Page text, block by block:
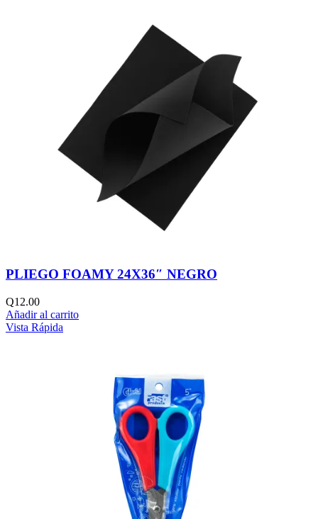
PLIEGO FOAMY 24X36″ NEGRO
Q12.00
Añadir al carrito
Vista Rápida